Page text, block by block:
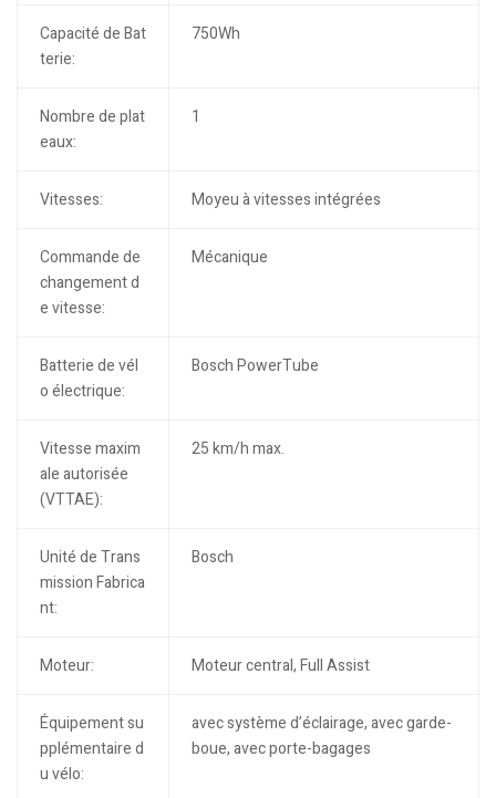
Capacité de Bat
terie:
750Wh
Nombre de plat
eaux:
1
Vitesses: Moyeu à vitesses intégrées
Commande de
changement d
e vitesse:
Mécanique
Batterie de vél
o électrique:
Bosch PowerTube
Vitesse maxim
ale autorisée
(VTTAE):
25 km/h max.
Unité de Trans
mission Fabrica
nt:
Bosch
Moteur: Moteur central, Full Assist
Équipement su
pplémentaire d
u vélo:
avec système d’éclairage, avec garde-
boue, avec porte-bagages